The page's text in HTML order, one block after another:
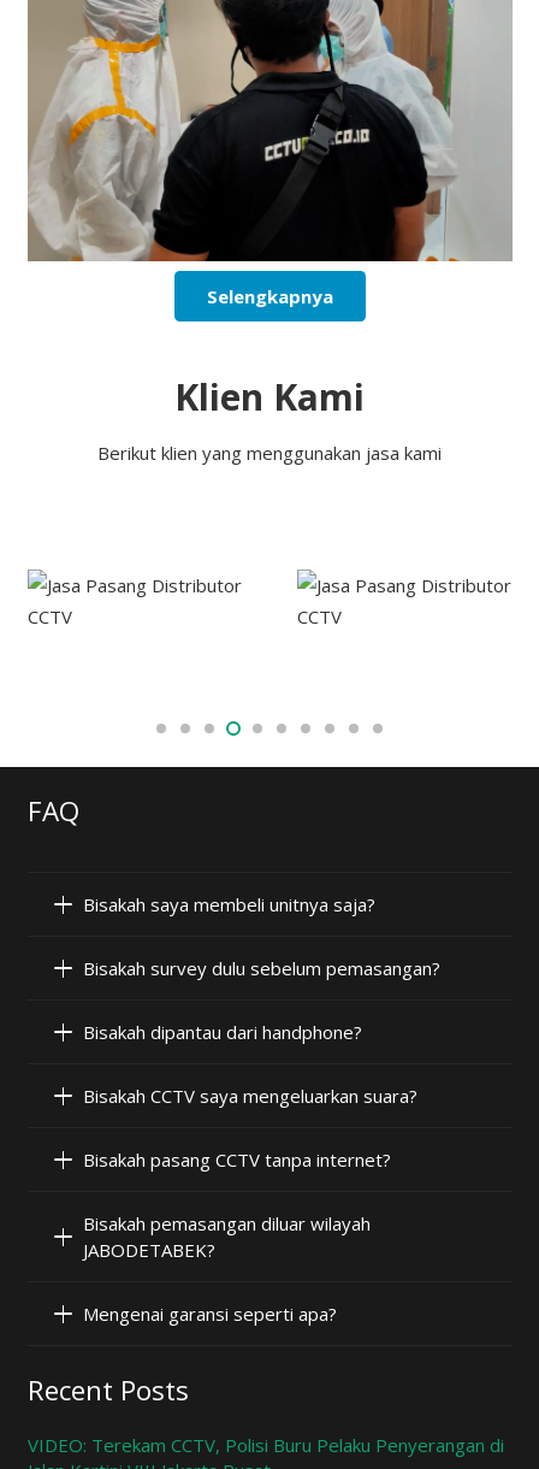
Selengkapnya
Klien Kami
Berikut klien yang menggunakan jasa kami
FAQ
Bisakah saya membeli unitnya saja?
Bisakah survey dulu sebelum pemasangan?
Bisakah dipantau dari handphone?
Bisakah CCTV saya mengeluarkan suara?
Bisakah pasang CCTV tanpa internet?
Bisakah pemasangan diluar wilayah
JABODETABEK?
Mengenai garansi seperti apa?
Recent Posts
VIDEO: Terekam CCTV, Polisi Buru Pelaku Penyerangan di